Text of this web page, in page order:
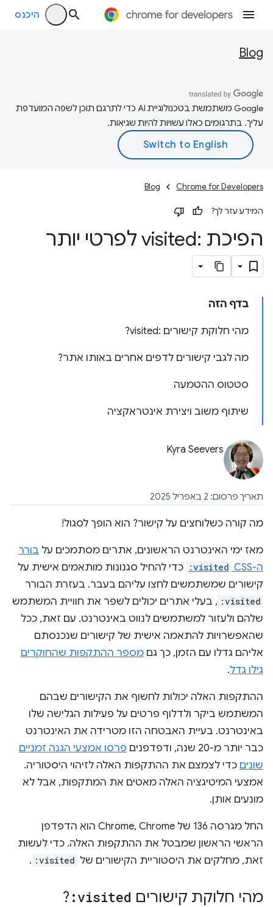
היכנס
Blog
‫Google משתמשת בטכנולוגיית AI כדי לתרגם תוכן לשפה המועדפת
עליך. בתרגומים כאלו עשויות להיות שגיאות.
Chrome for Developers
Blog
המידע עזר לך?
הפיכת :visited לפרטי יותר
בדף הזה
מהי חלוקת קישורים :visited?
מה לגבי קישורים לדפים אחרים באותו אתר?
סטטוס ההטמעה
שיתוף משוב ויצירת אינטראקציה
Kyra Seevers
תאריך פרסום: 2 באפריל 2025
מה קורה כשלוחצים על קישור? הוא הופך לסגול!
מאז ימי האינטרנט הראשונים, אתרים מסתמכים על בורר
ה-CSS
:visited כדי להחיל סגנונות מותאמים אישית על
קישורים שמשתמשים לחצו עליהם בעבר. בעזרת הבורר
:visited , בעלי אתרים יכולים לשפר את חוויית המשתמש
שלהם ולעזור למשתמשים לנווט באינטרנט. עם זאת, ככל
שהאפשרויות להתאמה אישית של קישורים שנכנסתם
אליהם גדלו עם הזמן, כך גם מספר ההתקפות שהחוקרים
גילו גדל.
ההתקפות האלה יכולות לחשוף את הקישורים שבהם
המשתמש ביקר ולדלוף פרטים על פעילות הגלישה שלו
באינטרנט. בעיית האבטחה הזו מטרידה את האינטרנט
כבר יותר מ-20 שנה, ודפדפנים
פרסו אמצעי הגנה זמניים
שונים כדי לצמצם את ההתקפות האלה לזיהוי היסטוריה.
אמצעי המיטיגציה האלה מאטים את המתקפות, אבל לא
מונעים אותן.
החל מגרסה 136 של Chrome, Chrome הוא הדפדפן
הראשי הראשון שמבטל את ההתקפות האלה. כדי לעשות
זאת, מחלקים את היסטוריית הקישורים של :visited
.
מהי חלוקת קישורים :visited
?